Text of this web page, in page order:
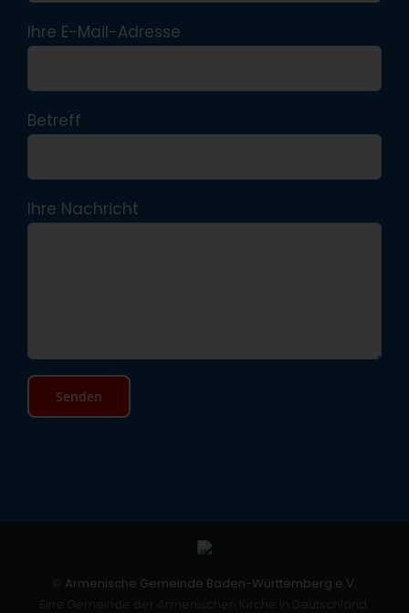
Ihre E-Mail-Adresse
Betreff
Ihre Nachricht
Armenische Gemeinde Baden-Württemberg e.V.